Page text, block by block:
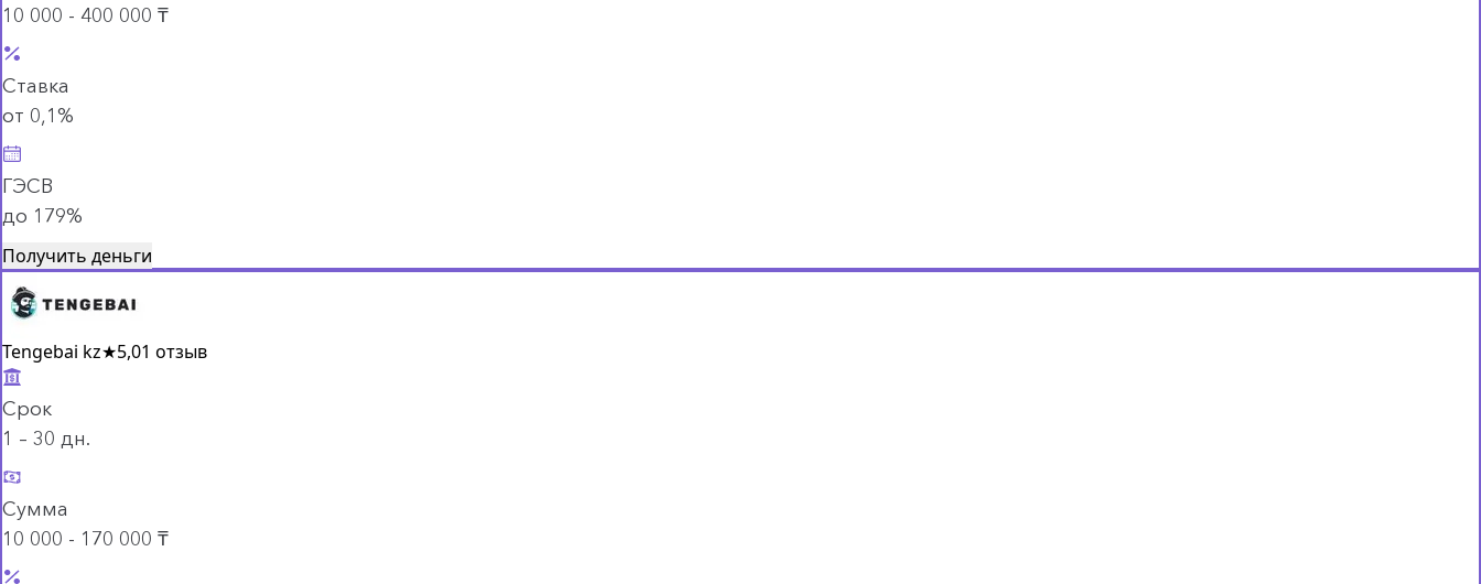
10 000 - 400 000 ₸
Ставка
от 0,1%
ГЭСВ
до 179%
Получить деньги
Tengebai kz★5,01 отзыв
Срок
1 – 30 дн.
Сумма
10 000 - 170 000 ₸